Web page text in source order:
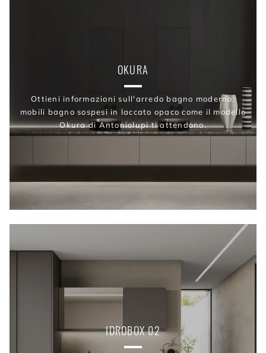
OKURA
Ottieni informazioni sull'arredo bagno moderno:
mobili bagno sospesi in laccato opaco come il modello
Okura di Antoniolupi ti attendono.
IDROBOX 02